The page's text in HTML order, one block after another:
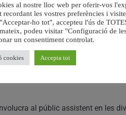
al públic assistent en les
al nostre lloc web per oferir-vos
recordant les vostres preferències i
ho tot", accepteu l'ús de
podeu visitar "Configuració de
un consentiment controlat.
cookies Accepta tot